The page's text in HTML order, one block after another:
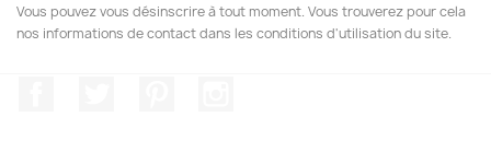
Vous pouvez vous désinscrire à tout moment. Vous trouverez pour cela
nos informations de contact dans les conditions d'utilisation du site.